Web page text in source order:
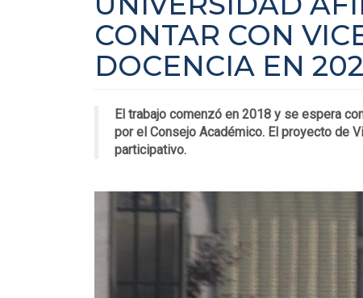
CONTAR CON
DOCENCIA EN
El trabajo comenzó en 2018 y se espera
por el Consejo Académico. El proyecto de
participativo.